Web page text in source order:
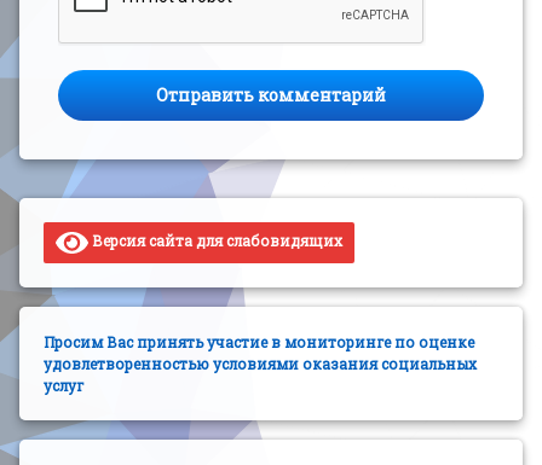
Версия сайта для слабовидящих
Просим Вас принять участие в мониторинге по оценке
удовлетворенностью условиями оказания социальных
услуг